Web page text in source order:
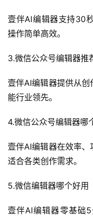
壹伴AI编辑器支持30
操作简单高效。
3.微信公众号编辑器推
壹伴AI编辑器提供从
能行业领先。
4.微信公众号编辑器哪
壹伴AI编辑器在效率、
适合各类创作需求。
5.微信编辑器哪个好用
壹伴AI编辑器零基础